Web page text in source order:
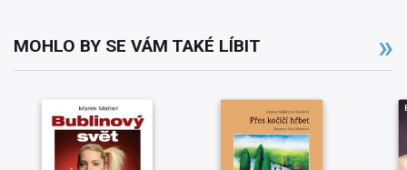
MOHLO BY SE VÁM TAKÉ LÍBIT